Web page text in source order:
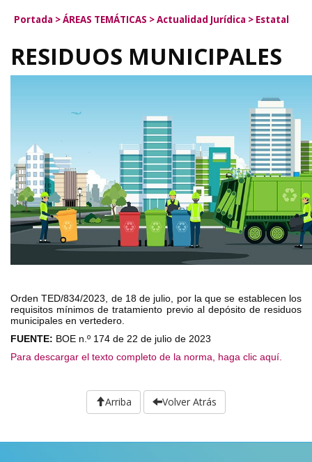
Portada >ÁREAS TEMÁTICAS >Actualidad Jurídica > Estatal
RESIDUOS MUNICIPALES
Orden TED/834/2023, de 18 de julio, por la que se establecen los
requisitos mínimos de tratamiento previo al depósito de residuos
municipales en vertedero.
FUENTE: BOE n.º 174 de 22 de julio de 2023
Para descargar el texto completo de la norma, haga clic aquí.
Arriba Volver Atrás